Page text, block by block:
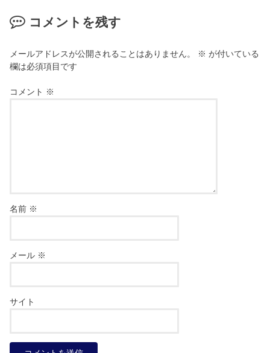
コメントを残す
メールアドレスが公開されることはありません。 ※ が付いている
欄は必須項目です
コメント ※
名前 ※
メール ※
サイト